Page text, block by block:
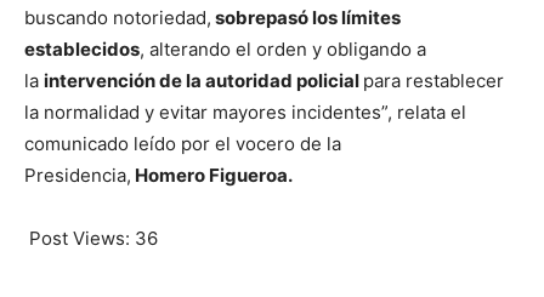
buscando notoriedad, sobrepasó los límites
establecidos, alterando el orden y obligando a
la intervención de la autoridad policial para restablecer
la normalidad y evitar mayores incidentes”, relata el
comunicado leído por el vocero de la
Presidencia, Homero Figueroa.
Post Views: 36